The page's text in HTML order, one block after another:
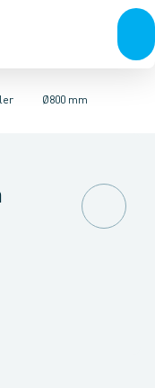
Tanke,
dækslerØ800 mm
Ø600 mm Ø800 mm